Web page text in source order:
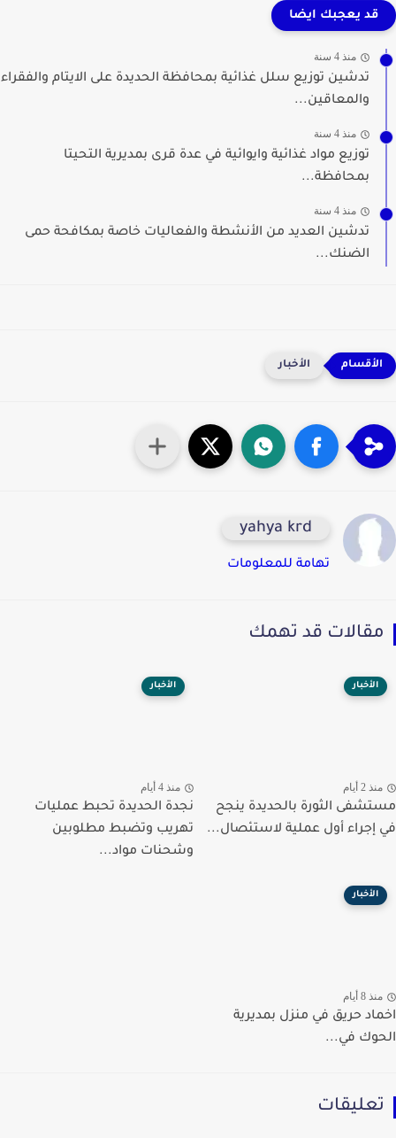
قد يعجبك ايضا
منذ 4 سنة
تدشين توزيع سلل غذائية بمحافظة الحديدة على الايتام والفقراء
والمعاقين...
منذ 4 سنة
توزيع مواد غذائية وايوائية في عدة قرى بمديرية التحيتا
بمحافظة...
منذ 4 سنة
تدشين العديد من الأنشطة والفعاليات خاصة بمكافحة حمى
الضنك...
الأخبار
yahya krd
تهامة للمعلومات
قد تهمك
الأخبار
2 أيام
الثورة بالحديدة ينجح
أول عملية لاستئصال...
الأخبار
منذ 4 أيام
نجدة الحديدة تحبط عمليات
تهريب وتضبط مطلوبين
وشحنات مواد...
الأخبار
8 أيام
حريق في منزل بمديرية
في...